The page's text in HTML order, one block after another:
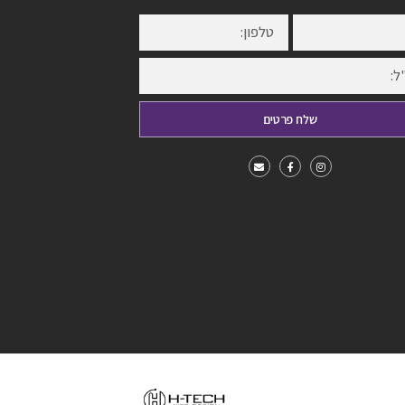
שלח פרטים